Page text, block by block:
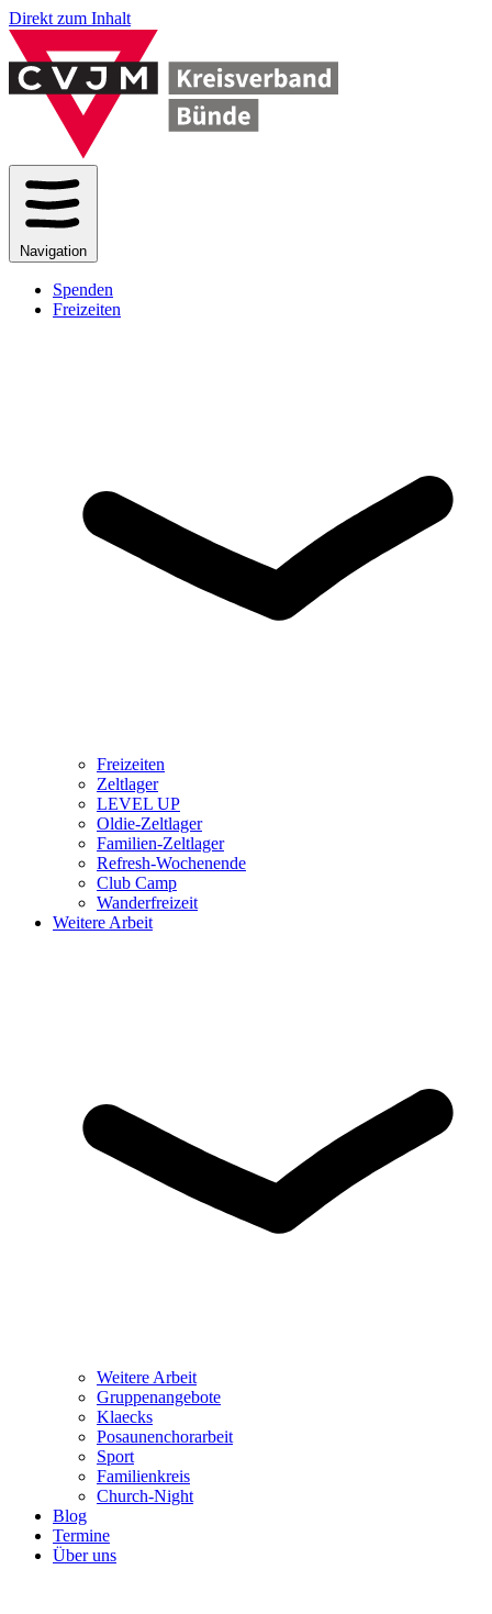
Direkt zum Inhalt
Navigation
Spenden
Freizeiten
Freizeiten
Zeltlager
LEVEL UP
Oldie-Zeltlager
Familien-Zeltlager
Refresh-Wochenende
Club Camp
Wanderfreizeit
Weitere Arbeit
Weitere Arbeit
Gruppenangebote
Klaecks
Posaunenchorarbeit
Sport
Familienkreis
Church-Night
Blog
Termine
Über uns